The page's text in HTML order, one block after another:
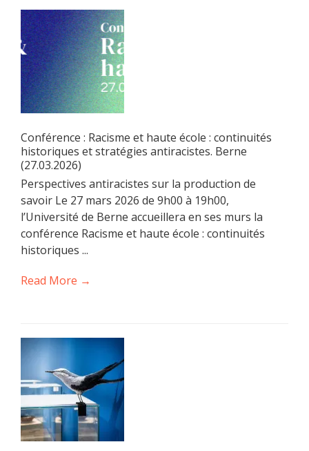
Conférence : Racisme et haute école : continuités
historiques et stratégies antiracistes. Berne
(27.03.2026)
Perspectives antiracistes sur la production de
savoir Le 27 mars 2026 de 9h00 à 19h00,
l’Université de Berne accueillera en ses murs la
conférence Racisme et haute école : continuités
historiques ...
Read More →